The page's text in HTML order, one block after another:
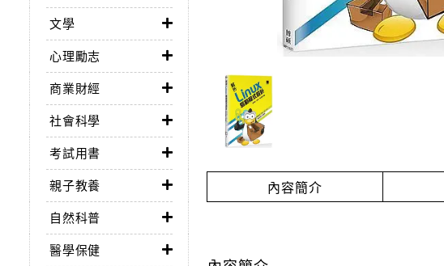
文學
心理勵志
商業財經
社會科學
考試用書
親子教養
自然科普
醫學保健
內容簡介